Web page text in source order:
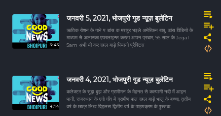
3:43
जनवरी 5, 2021, भोजपुरी गुड न्यूज़ बुलेटिन
ऋतिक रोशन के गाने प डांस क मशहूर भइले अमेरिकन बाबू, डांस विडियो के
माध्यम से अलास्का एयरलाइन्स करता आपन प्रचार, 96 साल के Jegal
Sam अभी भी कर रहल बाड़े पियानो प्रैक्टिस
4:14
जनवरी 4, 2021, भोजपुरी गुड न्यूज़ बुलेटिन
कलेक्टर के सूझ बुझ और ग्रामीणन के मेहनत से कल्याणी नदी में आइन
पानी, राजस्थान के एगो गाँव में ग्रामीण पाल रहल बाड़ें भालू के बच्चा, तृतीय
वर्ष के छात्र लिख दिहलस द्वितीय वर्ष के पाठ्यक्रम के पुस्तक.